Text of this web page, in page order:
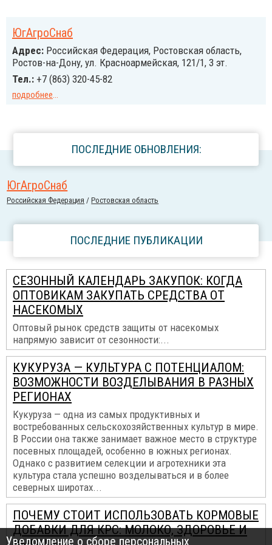
ЮгАгроСнаб
Адрес: Российcкая Федерация, Ростовская область,
Ростов-на-Дону, ул. Красноармейская, 121/1, 3 эт.
Тел.: +7 (863) 320-45-82
подробнее...
ПОСЛЕДНИЕ ОБНОВЛЕНИЯ:
ЮгАгроСнаб
Российcкая Федерация /Ростовская область
ПОСЛЕДНИЕ ПУБЛИКАЦИИ
СЕЗОННЫЙ КАЛЕНДАРЬ ЗАКУПОК: КОГДА
ОПТОВИКАМ ЗАКУПАТЬ СРЕДСТВА ОТ
НАСЕКОМЫХ
Оптовый рынок средств защиты от насекомых
напрямую зависит от сезонности:...
КУКУРУЗА — КУЛЬТУРА С ПОТЕНЦИАЛОМ:
ВОЗМОЖНОСТИ ВОЗДЕЛЫВАНИЯ В РАЗНЫХ
РЕГИОНАХ
Кукуруза — одна из самых продуктивных и
востребованных сельскохозяйственных культур в мире.
В России она также занимает важное место в структуре
посевных площадей, особенно в южных регионах.
Однако с развитием селекции и агротехники эта
культура стала успешно возделываться и в более
северных широтах...
ПОЧЕМУ СТОИТ ИСПОЛЬЗОВАТЬ КОРМОВЫЕ
ДОБАВКИ ДЛЯ КРС: МОЛОКО, ЗДОРОВЬЕ И
Уведомление о сборе персональных